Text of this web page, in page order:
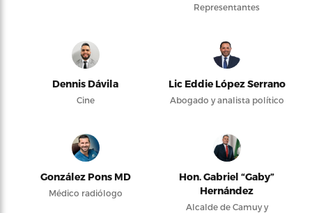
Representantes
Dennis Dávila
Cine
Lic Eddie López Serrano
Abogado y analista político
González Pons MD
Médico radiólogo
Hon. Gabriel “Gaby”
Hernández
Alcalde de Camuy y